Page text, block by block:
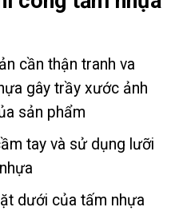
cần thận tranh va
gây trầy xước ảnh
sản phẩm
tay và sử dụng lưỡi
dưới của tấm nhựa